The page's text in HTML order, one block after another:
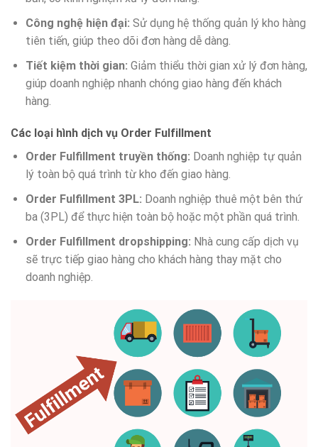
Công nghệ hiện đại: Sử dụng hệ thống quản lý kho hàng
tiên tiến, giúp theo dõi đơn hàng dễ dàng.
Tiết kiệm thời gian: Giảm thiểu thời gian xử lý đơn hàng,
giúp doanh nghiệp nhanh chóng giao hàng đến khách
hàng.
Các loại hình dịch vụ Order Fulfillment
Order Fulfillment truyền thống: Doanh nghiệp tự quản
lý toàn bộ quá trình từ kho đến giao hàng.
Order Fulfillment 3PL: Doanh nghiệp thuê một bên thứ
ba (3PL) để thực hiện toàn bộ hoặc một phần quá trình.
Order Fulfillment dropshipping: Nhà cung cấp dịch vụ
sẽ trực tiếp giao hàng cho khách hàng thay mặt cho
doanh nghiệp.